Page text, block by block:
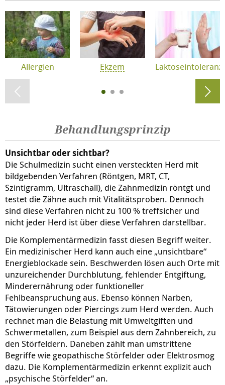
Allergien Ekzem Laktoseintoleranz
Behandlungsprinzip
Unsichtbar oder sichtbar?
Die Schulmedizin sucht einen versteckten Herd mit
bildgebenden Verfahren (Röntgen, MRT, CT,
Szintigramm, Ultraschall), die Zahnmedizin röntgt und
testet die Zähne auch mit Vitalitätsproben. Dennoch
sind diese Verfahren nicht zu 100 % treffsicher und
nicht jeder Herd ist über diese Verfahren darstellbar.
Die Komplementärmedizin fasst diesen Begriff weiter.
Ein medizinischer Herd kann auch eine „unsichtbare“
Energieblockade sein. Beschwerden lösen auch Orte mit
unzureichender Durchblutung, fehlender Entgiftung,
Minderernährung oder funktioneller
Fehlbeanspruchung aus. Ebenso können Narben,
Tätowierungen oder Piercings zum Herd werden. Auch
rechnet man die Belastung mit Umweltgiften und
Schwermetallen, zum Beispiel aus dem Zahnbereich, zu
den Störfeldern. Daneben zählt man umstrittene
Begriffe wie geopathische Störfelder oder Elektrosmog
dazu. Die Komplementärmedizin erkennt explizit auch
„psychische Störfelder“ an.